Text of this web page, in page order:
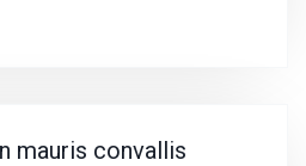
mauris convallis